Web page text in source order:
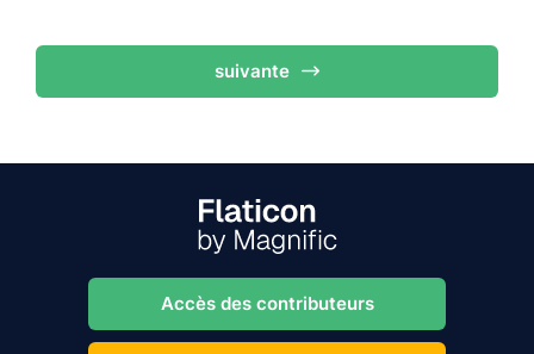
suivante
Accès des contributeurs